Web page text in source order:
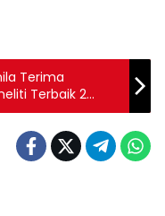
Terima
Terbaik 2